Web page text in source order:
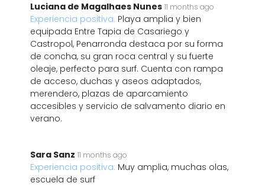
Luciana de Magalhaes Nunes 11 months ago
Experiencia positiva: Playa amplia y bien
equipada Entre Tapia de Casariego y
Castropol, Penarronda destaca por su forma
de concha, su gran roca central y su fuerte
oleaje, perfecto para surf. Cuenta con rampa
de acceso, duchas y aseos adaptados,
merendero, plazas de aparcamiento
accesibles y servicio de salvamento diario en
verano.
Sara Sanz 11 months ago
Experiencia positiva: Muy amplia, muchas olas,
escuela de surf